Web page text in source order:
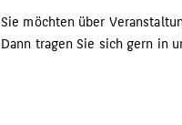
Sie möchten über
Dann tragen Sie sich gern in